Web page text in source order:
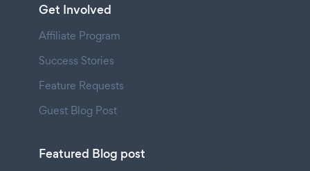
Get Involved
Affiliate Program
Success Stories
Feature Requests
Guest Blog Post
Featured Blog post